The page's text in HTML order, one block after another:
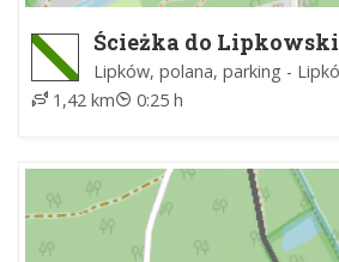
Ścieżka do
Lipków, polana, parking -
1,42 km
0:25 h